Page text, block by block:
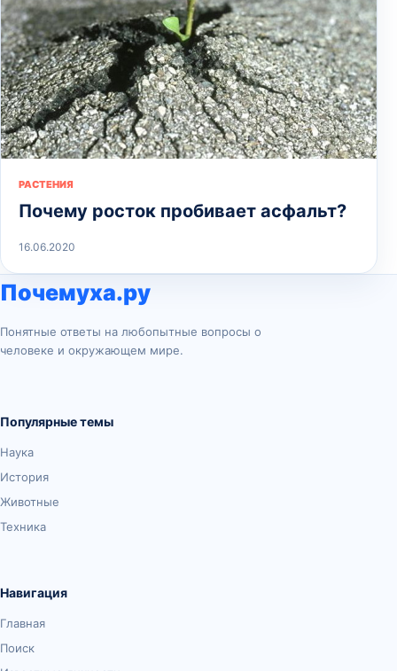
РАСТЕНИЯ
Почему росток пробивает асфальт?
16.06.2020
Почемуха.ру
Понятные ответы на любопытные вопросы о
человеке и окружающем мире.
Популярные темы
Наука
История
Животные
Техника
Навигация
Главная
Поиск